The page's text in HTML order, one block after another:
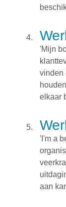
'Mijn
vinden
elkaar
'I'm a
aan